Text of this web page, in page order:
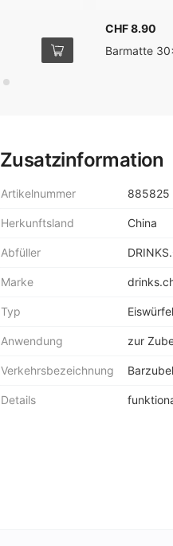
Zusatzinformation
Artikelnummer 885825
Herkunftsland China
Abfüller
Marke
Typ
Anwendung zur
Verkehrsbezeichnung
Details
CHF 8.90
Barmatte